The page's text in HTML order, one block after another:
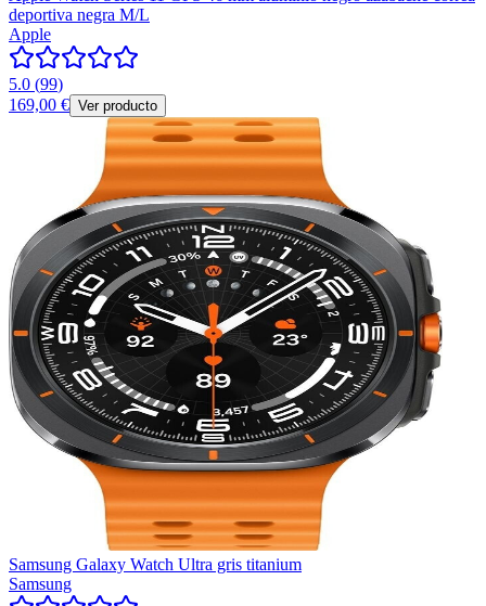
deportiva negra M/L
Apple
5.0 (99)
169,00 € Ver producto
Samsung Galaxy Watch Ultra gris titanium
Samsung